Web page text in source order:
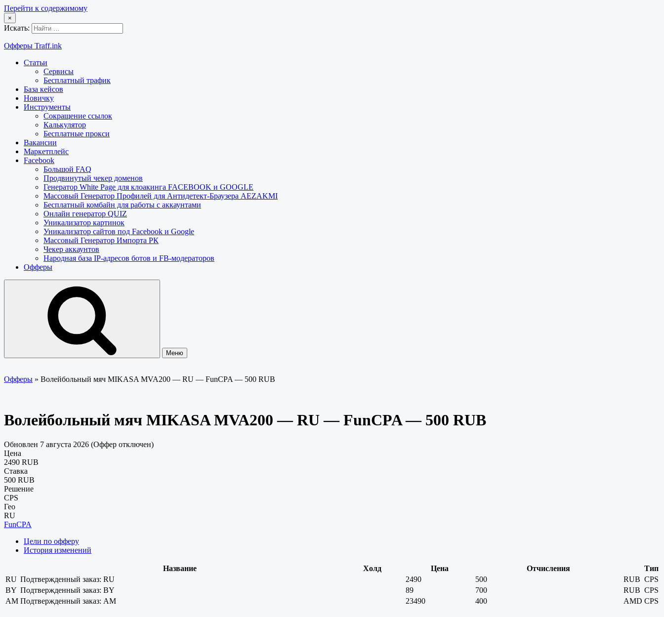
Перейти к содержимому
×
Искать:
Офферы Traff.ink
Статьи
Сервисы
Бесплатный трафик
База кейсов
Новичку
Инструменты
Сокращение ссылок
Калькулятор
Бесплатные прокси
Вакансии
Маркетплейс
Facebook
Большой FAQ
Продвинутый чекер доменов
Генератор White Page для клоакинга FACEBOOK и GOOGLE
Массовый Генератор Профилей для Антидетект-Браузера AEZAKMI
Бесплатный комбайн для работы с аккаунтами
Онлайн генератор QUIZ
Уникализатор картинок
Уникализатор сайтов под Facebook и Google
Массовый Генератор Импорта РК
Чекер аккаунтов
Народная база IP-адресов ботов и FB-модераторов
Офферы
Меню
Офферы » Волейбольный мяч MIKASA MVA200 — RU — FunCPA — 500 RUB
Волейбольный мяч MIKASA MVA200 — RU — FunCPA — 500 RUB
Обновлен 7 августа 2026 (Оффер отключен)
Цена
2490 RUB
Ставка
500 RUB
Решение
CPS
Гео
RU
FunCPA
Цели по офферу
История изменений
Название Холд Цена Отчисления
Тип
RU Подтвержденный заказ: RU 2490 500 RUB CPS
BY Подтвержденный заказ: BY 89 700 RUB CPS
AM Подтвержденный заказ: AM 23490 400 AMD CPS